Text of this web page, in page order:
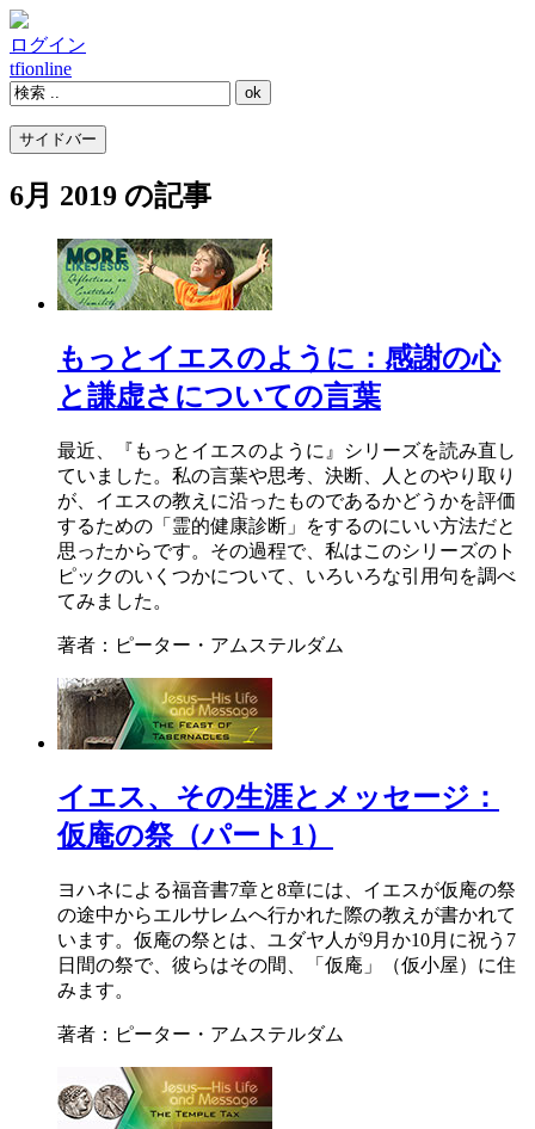
ログイン
tfionline
サイドバー
6月 2019 の記事
もっとイエスのように：感謝の心
と謙虚さについての言葉
最近、『もっとイエスのように』シリーズを読み直し
ていました。私の言葉や思考、決断、人とのやり取り
が、イエスの教えに沿ったものであるかどうかを評価
するための「霊的健康診断」をするのにいい方法だと
思ったからです。その過程で、私はこのシリーズのト
ピックのいくつかについて、いろいろな引用句を調べ
てみました。
著者：ピーター・アムステルダム
イエス、その生涯とメッセージ：
仮庵の祭（パート1）
ヨハネによる福音書7章と8章には、イエスが仮庵の祭
の途中からエルサレムへ行かれた際の教えが書かれて
います。仮庵の祭とは、ユダヤ人が9月か10月に祝う7
日間の祭で、彼らはその間、「仮庵」（仮小屋）に住
みます。
著者：ピーター・アムステルダム